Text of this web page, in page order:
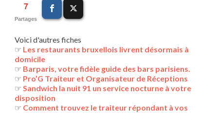
7
Partages
Voici d'autres fiches
☞ Les restaurants bruxellois livrent désormais à
domicile
☞ Barparis, votre fidèle guide des bars parisiens.
☞ Pro’G Traiteur et Organisateur de Réceptions
☞ Sandwich la nuit 91 un service nocturne à votre
disposition
☞ Comment trouvez le traiteur répondant à vos